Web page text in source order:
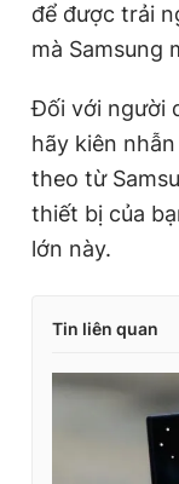
để được trải
mà Samsung
Đối với người
hãy kiên
theo từ
thiết bị của
lớn này.
Tin liên quan